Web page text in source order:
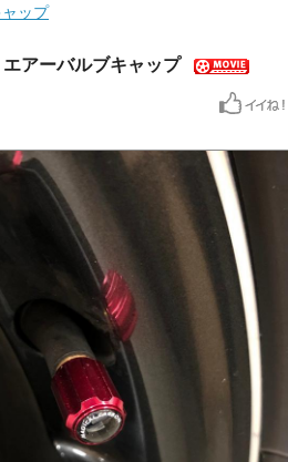
ップ
アーバルブキャップ